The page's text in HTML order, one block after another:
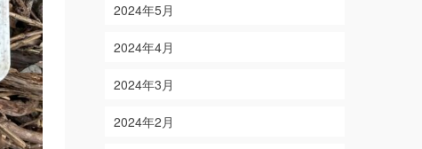
2024年5月
2024年4月
2024年3月
2024年2月